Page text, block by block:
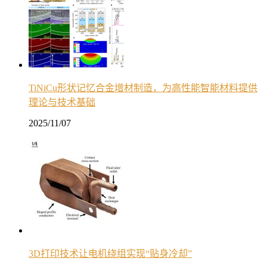
TiNiCu形状记忆合金增材制造，为高性能智能材料提供
理论与技术基础
2025/11/07
3D打印技术让电机绕组实现“贴身冷却”